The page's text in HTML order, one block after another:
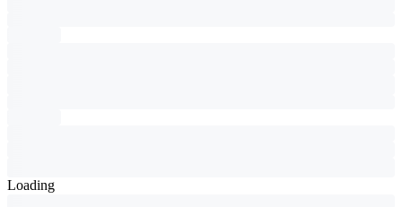
Loading